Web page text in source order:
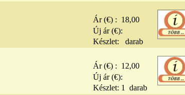
Ár (€) : 18,00
Új ár (€):
Készlet: darab
Ár (€) : 12,00
Új ár (€):
Készlet: 1 darab